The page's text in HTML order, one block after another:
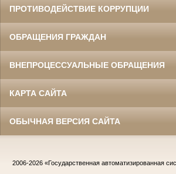
ПРОТИВОДЕЙСТВИЕ КОРРУПЦИИ
ОБРАЩЕНИЯ ГРАЖДАН
ВНЕПРОЦЕССУАЛЬНЫЕ ОБРАЩЕНИЯ
КАРТА САЙТА
ОБЫЧНАЯ ВЕРСИЯ САЙТА
2006-2026 «Государственная автоматизированная